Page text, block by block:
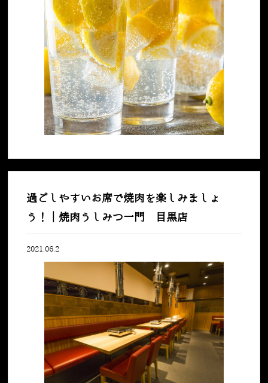
過ごしやすいお席で焼肉を楽しみましょ
う！｜焼肉うしみつ一門 目黒店
2021.06.2